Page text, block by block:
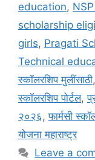
education,
scholarship
girls, Pragati
Technical
स्कॉलरशिप मुलींसाठी
स्कॉलरशिप पोर्टल,
२०२६,फार्मसी
योजना महाराष्ट्र
Leave a